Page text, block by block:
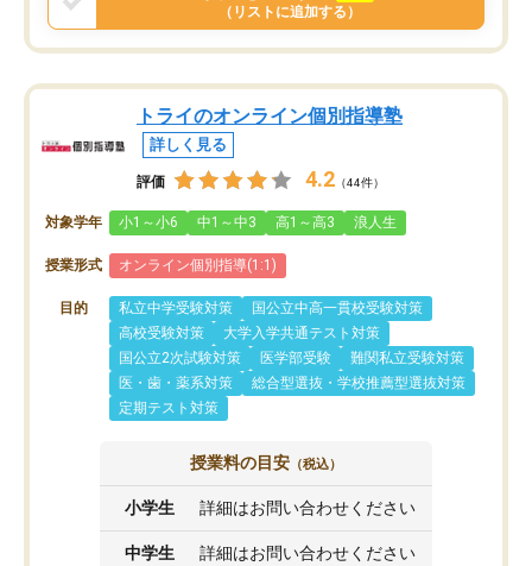
（リストに追加する）
トライのオンライン個別指導塾
詳しく見る
評価 4.2 （44件）
対象学年 小1～小6 中1～中3 高1～高3 浪人生
授業形式 オンライン個別指導(1:1)
目的 私立中学受験対策
国公立中高一貫校受験対策
高校受験対策
大学入学共通テスト対策
国公立2次試験対策
医学部受験
難関私立受験対策
医・歯・薬系対策
総合型選抜・学校推薦型選抜対策
定期テスト対策
授業料の目安 （税込）
小学生 詳細はお問い合わせください
中学生 詳細はお問い合わせください